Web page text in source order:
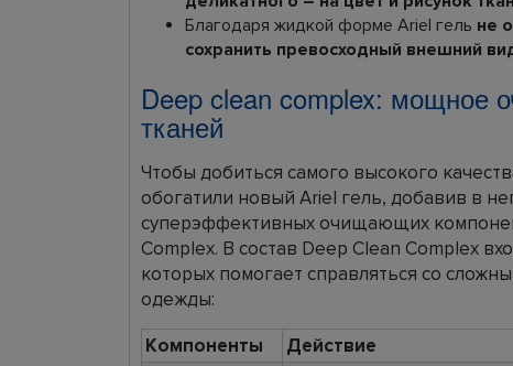
Благодаря жидкой форме Ariel гель не
сохранить превосходный внешний
Deep clean complex: мощное
тканей
Чтобы добиться самого высокого
обогатили новый Ariel гель, добавив в
суперэффективных очищающих
Complex. В состав Deep Clean Complex
которых помогает справляться со
одежды:
Компоненты
Действие